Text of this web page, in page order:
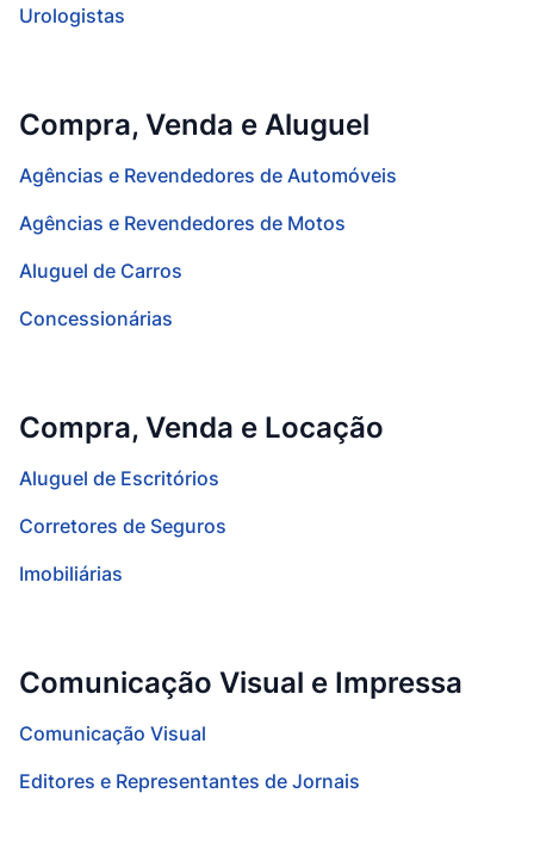
Urologistas
Compra, Venda e Aluguel
Agências e Revendedores de Automóveis
Agências e Revendedores de Motos
Aluguel de Carros
Concessionárias
Compra, Venda e Locação
Aluguel de Escritórios
Corretores de Seguros
Imobiliárias
Comunicação Visual e Impressa
Comunicação Visual
Editores e Representantes de Jornais